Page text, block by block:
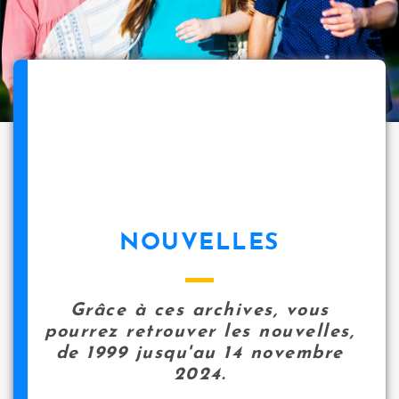
NOUVELLES
Grâce à ces archives, vous
pourrez retrouver les nouvelles,
de 1999 jusqu'au 14 novembre
2024.